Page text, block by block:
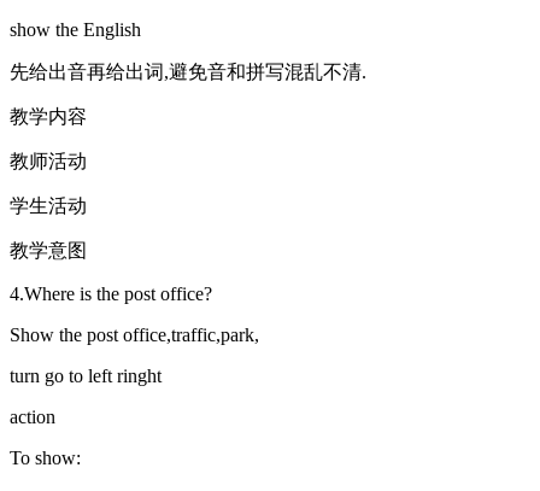
show the English
先给出音再给出词,避免音和拼写混乱不清.
教学内容
教师活动
学生活动
教学意图
4.Where is the post office?
Show the post office,traffic,park,
turn go to left ringht
action
To show: